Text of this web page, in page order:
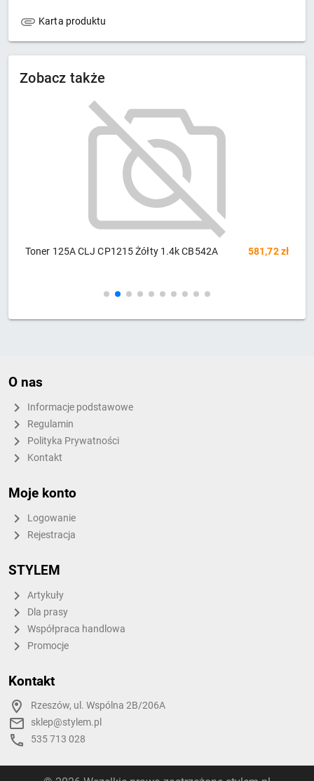
Karta produktu
Zobacz także
CB542A 581,72 zł Toner Brother żółty TN325Y=TN-
O nas
Informacje podstawowe
Regulamin
Polityka Prywatności
Kontakt
Moje konto
Logowanie
Rejestracja
STYLEM
Artykuły
Dla prasy
Współpraca handlowa
Promocje
Kontakt
Rzeszów, ul. Wspólna 2B/206A
sklep@stylem.pl
535 713 028